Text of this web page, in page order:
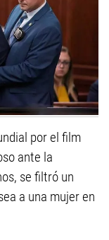
por el film
ante la
se filtró un
a una mujer en